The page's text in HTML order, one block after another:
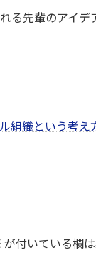
る先輩のアイデ
組織という考
が付いている欄